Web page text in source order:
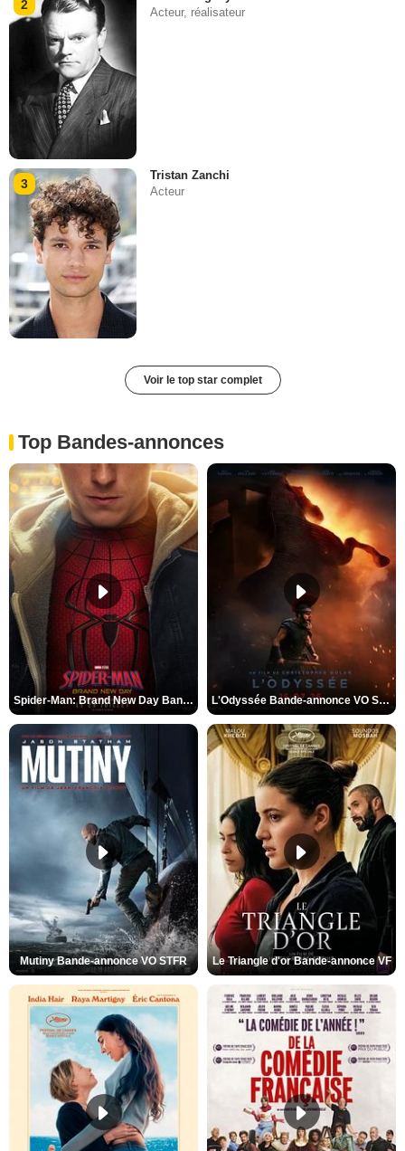
2
Acteur, réalisateur
3
Tristan Zanchi
Acteur
Voir le top star complet
Top Bandes-annonces
Spider-Man: Brand New Day Bande-annonce VO STFR L'Odyssée Bande-annonce VO STFR
Mutiny Bande-annonce VO STFR Le Triangle d'or Bande-annonce VF